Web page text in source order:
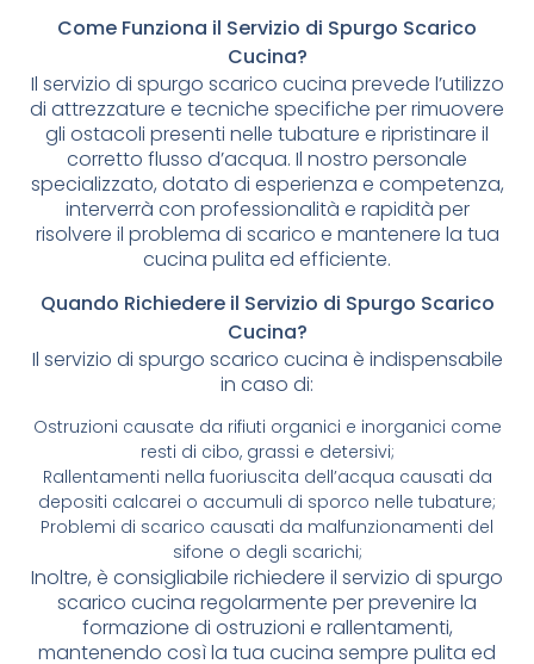
Come Funziona il Servizio di Spurgo Scarico
Cucina?
Il servizio di spurgo scarico cucina prevede l’utilizzo
di attrezzature e tecniche specifiche per rimuovere
gli ostacoli presenti nelle tubature e ripristinare il
corretto flusso d’acqua. Il nostro personale
specializzato, dotato di esperienza e competenza,
interverrà con professionalità e rapidità per
risolvere il problema di scarico e mantenere la tua
cucina pulita ed efficiente.
Quando Richiedere il Servizio di Spurgo Scarico
Cucina?
Il servizio di spurgo scarico cucina è indispensabile
in caso di:
Ostruzioni causate da rifiuti organici e inorganici come
resti di cibo, grassi e detersivi;
Rallentamenti nella fuoriuscita dell’acqua causati da
depositi calcarei o accumuli di sporco nelle tubature;
Problemi di scarico causati da malfunzionamenti del
sifone o degli scarichi;
Inoltre, è consigliabile richiedere il servizio di spurgo
scarico cucina regolarmente per prevenire la
formazione di ostruzioni e rallentamenti,
mantenendo così la tua cucina sempre pulita ed